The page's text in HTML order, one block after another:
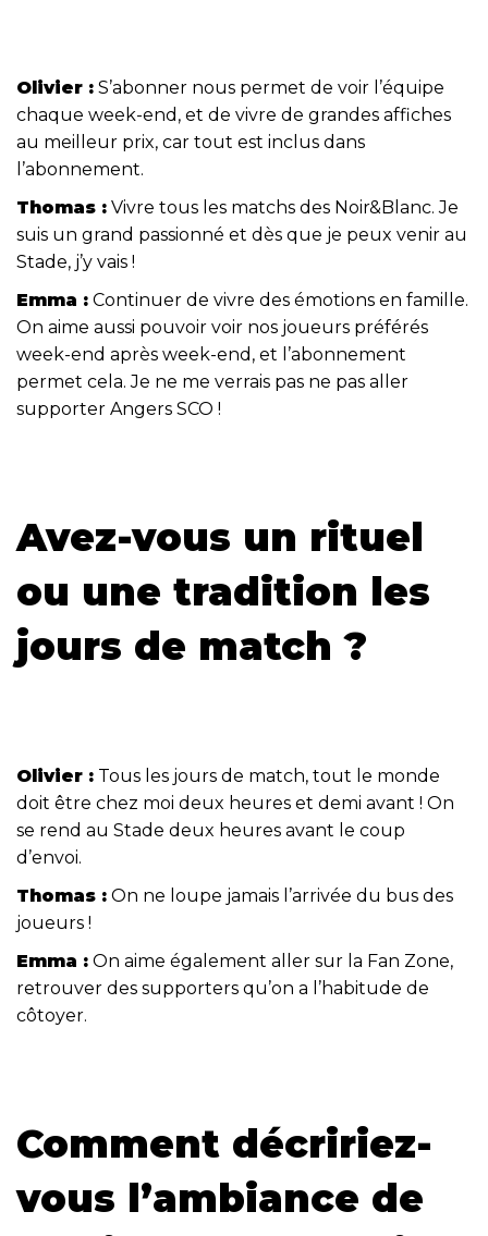
Olivier : S’abonner nous permet de voir l’équipe
chaque week-end, et de vivre de grandes affiches
au meilleur prix, car tout est inclus dans
l’abonnement.
Thomas : Vivre tous les matchs des Noir&Blanc. Je
suis un grand passionné et dès que je peux venir au
Stade, j’y vais !
Emma : Continuer de vivre des émotions en famille.
On aime aussi pouvoir voir nos joueurs préférés
week-end après week-end, et l’abonnement
permet cela. Je ne me verrais pas ne pas aller
supporter Angers SCO !
Avez-vous un rituel
ou une tradition les
jours de match ?
Olivier : Tous les jours de match, tout le monde
doit être chez moi deux heures et demi avant ! On
se rend au Stade deux heures avant le coup
d’envoi.
Thomas : On ne loupe jamais l’arrivée du bus des
joueurs !
Emma : On aime également aller sur la Fan Zone,
retrouver des supporters qu’on a l’habitude de
côtoyer.
Comment décririez-
vous l’ambiance de